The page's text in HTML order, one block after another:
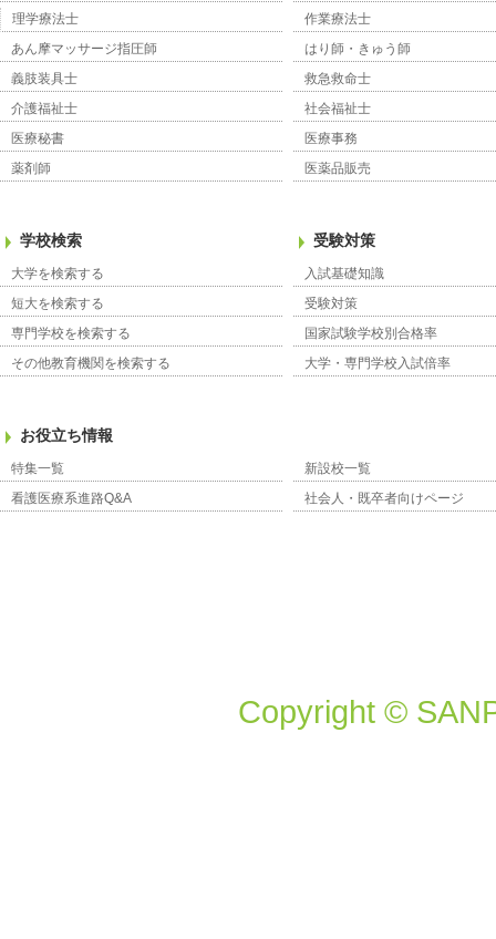
理学療法士
作業療法士
あん摩マッサージ指圧師
はり師・きゅう師
義肢装具士
救急救命士
介護福祉士
社会福祉士
医療秘書
医療事務
薬剤師
医薬品販売
学校検索
大学を検索する
短大を検索する
専門学校を検索する
その他教育機関を検索する
受験対策
入試基礎知識
受験対策
国家試験学校別合格率
大学・専門学校入試倍率
お役立ち情報
特集一覧
新設校一覧
看護医療系進路Q&A
社会人・既卒者向けページ
Copyright ©